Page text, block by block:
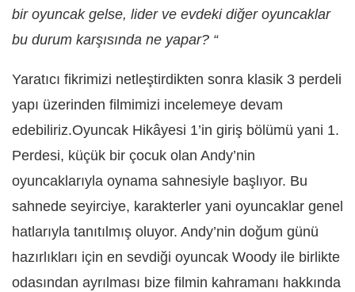
bir oyuncak gelse, lider ve evdeki diğer oyuncaklar
bu durum karşısında ne yapar? “
Yaratıcı fikrimizi netleştirdikten sonra klasik 3 perdeli
yapı üzerinden filmimizi incelemeye devam
edebiliriz.Oyuncak Hikâyesi 1’in giriş bölümü yani 1.
Perdesi, küçük bir çocuk olan Andy’nin
oyuncaklarıyla oynama sahnesiyle başlıyor. Bu
sahnede seyirciye, karakterler yani oyuncaklar genel
hatlarıyla tanıtılmış oluyor. Andy’nin doğum günü
hazırlıkları için en sevdiği oyuncak Woody ile birlikte
odasından ayrılması bize filmin kahramanı hakkında